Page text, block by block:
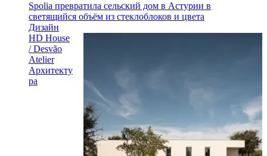
Spolia превратила сельский дом в Астурии в
светящийся объём из стеклоблоков и цвета
Дизайн
HD House
/ Desvão
Atelier
Архитекту
ра